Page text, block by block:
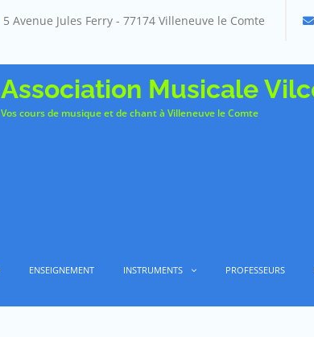
5 Avenue Jules Ferry - 77174 Villeneuve le Comte
Association Musicale
Vos cours de musique et de chant à Villeneuve le Comte
ENSEIGNEMENT INSTRUMENTS PROFESSEURS